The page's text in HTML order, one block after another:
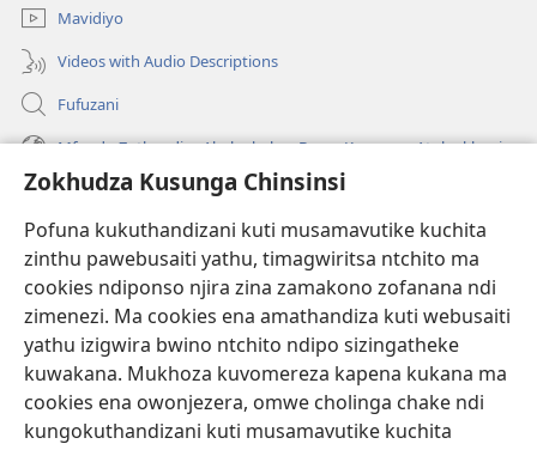
Zokhudza Kusunga Chinsinsi
Pofuna kukuthandizani kuti musamavutike kuchita
zinthu pawebusaiti yathu, timagwiritsa ntchito ma
cookies ndiponso njira zina zamakono zofanana ndi
zimenezi. Ma cookies ena amathandiza kuti webusaiti
yathu izigwira bwino ntchito ndipo sizingatheke
kuwakana. Mukhoza kuvomereza kapena kukana ma
cookies ena owonjezera, omwe cholinga chake ndi
kungokuthandizani kuti musamavutike kuchita
Mavidiyo
Videos with Audio Descriptions
Fufuzani
Mfundo Zothandiza Akuluakulu a Boma Komanso Atolankhani
Zokuthandizani
(imatsegula
tsamba
lina)
Watchtower LAIBULALE YA PA INTANET™
(imatsegula
tsamba
lina)
JW Hub ®
(imatsegula
tsamba
lina)
JW Laibulale